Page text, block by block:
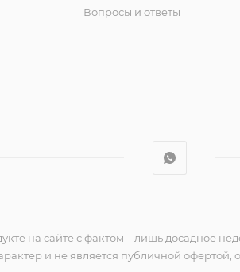
Вопросы и ответы
на сайте с фактом – лишь досадное
и не является публичной